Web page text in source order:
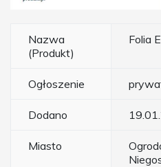
Nazwa
(Produkt)
Folia
Ogłoszenie
Dodano
Miasto